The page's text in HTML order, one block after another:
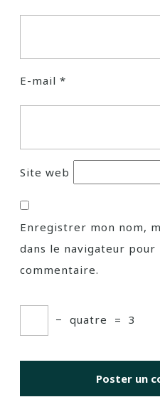
E-mail *
Site web
Enregistrer mon nom,
dans le navigateur pour
commentaire.
− quatre = 3